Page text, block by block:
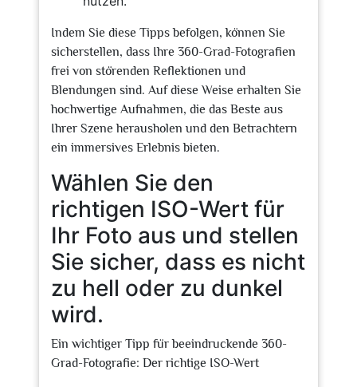
Indem Sie diese Tipps befolgen, können Sie
sicherstellen, dass Ihre 360-Grad-Fotografien
frei von störenden Reflektionen und
Blendungen sind. Auf diese Weise erhalten Sie
hochwertige Aufnahmen, die das Beste aus
Ihrer Szene herausholen und den Betrachtern
ein immersives Erlebnis bieten.
Wählen Sie den
richtigen ISO-Wert für
Ihr Foto aus und stellen
Sie sicher, dass es nicht
zu hell oder zu dunkel
wird.
Ein wichtiger Tipp für beeindruckende 360-
Grad-Fotografie: Der richtige ISO-Wert